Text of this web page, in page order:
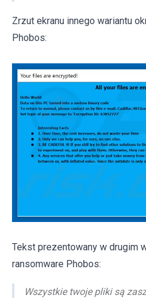
Zrzut ekranu innego wariantu
Phobos:
Tekst prezentowany w drugim
ransomware Phobos:
Wszystkie twoje pliki są